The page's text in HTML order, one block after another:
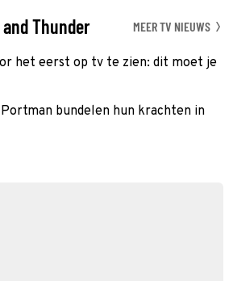
Thunder MEER TV NIEUWS
het eerst op tv te zien: dit moet je
bundelen hun krachten in